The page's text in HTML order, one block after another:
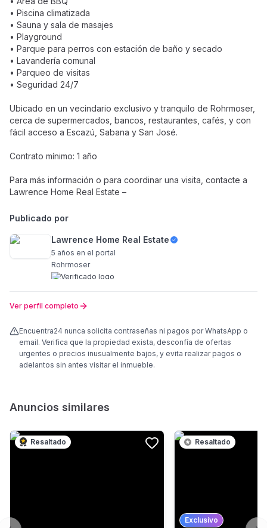
• Piscina climatizada
• Sauna y sala de masajes
• Playground
• Parque para perros con estación de baño y secado
• Lavandería comunal
• Parqueo de visitas
• Seguridad 24/7
Ubicado en un vecindario exclusivo y tranquilo de Rohrmoser,
cerca de supermercados, bancos, restaurantes, cafés, y con
fácil acceso a Escazú, Sabana y San José.
Contrato mínimo: 1 año
Para más información o para coordinar una visita, contacte a
Lawrence Home Real Estate –
Publicado por
Lawrence Home Real Estate
5 años en el portal
Rohrmoser
Ver perfil completo
Encuentra24 nunca solicita contraseñas ni pagos por WhatsApp o
email. Verifica que la propiedad exista, desconfía de ofertas
urgentes o precios inusualmente bajos, y evita realizar pagos o
adelantos sin antes visitar el inmueble.
Anuncios similares
Resaltado Resaltado
Exclusivo